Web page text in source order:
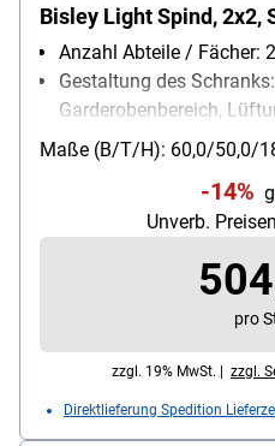
Bisley Light Spind, 2x2,
Anzahl Abteile / Fächer:
Gestaltung des
Garderobenbereich,
Schließungsart:
Maße (B/T/H): 60,0/50,0/
-14%
Unverb.
pro
zzgl. 19% MwSt. | zzgl.
Direktlieferung Spedition